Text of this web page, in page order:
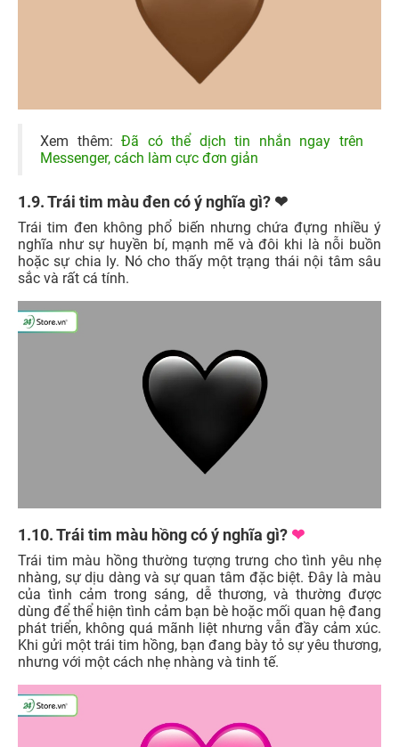
Xem thêm:Đã có thể dịch tin nhắn ngay trên
Messenger, cách làm cực đơn giản
1.9. Trái tim màu đen có ý nghĩa gì? ❤
Trái tim đen không phổ biến nhưng chứa đựng nhiều ý
nghĩa như sự huyền bí, mạnh mẽ và đôi khi là nỗi buồn
hoặc sự chia ly. Nó cho thấy một trạng thái nội tâm sâu
sắc và rất cá tính.
1.10. Trái tim màu hồng có ý nghĩa gì? ❤
Trái tim màu hồng thường tượng trưng cho tình yêu nhẹ
nhàng, sự dịu dàng và sự quan tâm đặc biệt. Đây là màu
của tình cảm trong sáng, dễ thương, và thường được
dùng để thể hiện tình cảm bạn bè hoặc mối quan hệ đang
phát triển, không quá mãnh liệt nhưng vẫn đầy cảm xúc.
Khi gửi một trái tim hồng, bạn đang bày tỏ sự yêu thương,
nhưng với một cách nhẹ nhàng và tinh tế.